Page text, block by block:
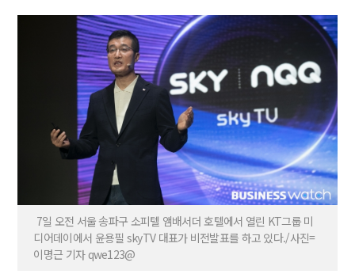
7일 오전 서울 송파구 소피텔 앰배서더 호텔에서 열린 KT그룹 미
디어데이에서 윤용필 skyTV 대표가 비전발표를 하고 있다./사진=
이명근 기자 qwe123@